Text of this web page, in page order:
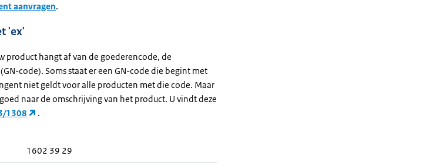
aanvragen.
'ex'
product hangt af van de goederencode, de
code). Soms staat er een GN-code die begint met
niet geldt voor alle producten met die code. Maar
naar de omschrijving van het product. U vindt deze
1308 .
1602 39 29